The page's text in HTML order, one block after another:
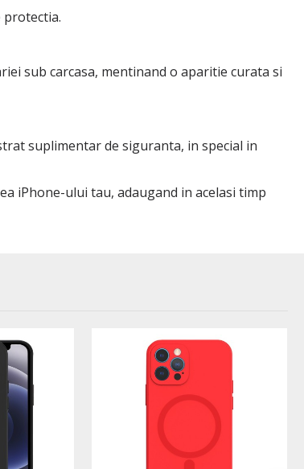
protectia.
sub carcasa, mentinand o aparitie curata si
suplimentar de siguranta, in special in
iPhone-ului tau, adaugand in acelasi timp